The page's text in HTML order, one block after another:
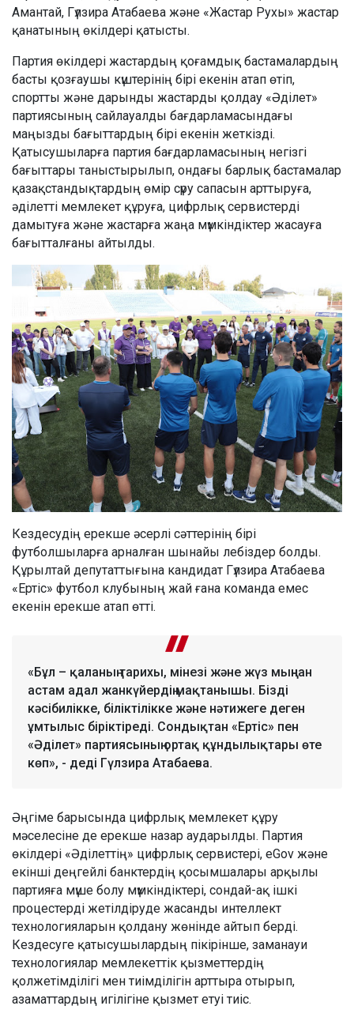
Амантай, Гүлзира Атабаева және «Жастар Рухы» жастар
қанатының өкілдері қатысты.
Партия өкілдері жастардың қоғамдық бастамалардың
басты қозғаушы күштерінің бірі екенін атап өтіп,
спортты және дарынды жастарды қолдау «Әділет»
партиясының сайлауалды бағдарламасындағы
маңызды бағыттардың бірі екенін жеткізді.
Қатысушыларға партия бағдарламасының негізгі
бағыттары таныстырылып, ондағы барлық бастамалар
қазақстандықтардың өмір сүру сапасын арттыруға,
әділетті мемлекет құруға, цифрлық сервистерді
дамытуға және жастарға жаңа мүмкіндіктер жасауға
бағытталғаны айтылды.
Кездесудің ерекше әсерлі сәттерінің бірі
футболшыларға арналған шынайы лебіздер болды.
Құрылтай депутаттығына кандидат Гүлзира Атабаева
«Ертіс» футбол клубының жай ғана команда емес
екенін ерекше атап өтті.
«Бұл – қаланың тарихы, мінезі және жүз мыңнан
астам адал жанкүйердің мақтанышы. Бізді
кәсібилікке, біліктілікке және нәтижеге деген
ұмтылыс біріктіреді. Сондықтан «Ертіс» пен
«Әділет» партиясының ортақ құндылықтары өте
көп», - деді Гүлзира Атабаева.
Әңгіме барысында цифрлық мемлекет құру
мәселесіне де ерекше назар аударылды. Партия
өкілдері «Әділеттің» цифрлық сервистері, eGov және
екінші деңгейлі банктердің қосымшалары арқылы
партияға мүше болу мүмкіндіктері, сондай-ақ ішкі
процестерді жетілдіруде жасанды интеллект
технологияларын қолдану жөнінде айтып берді.
Кездесуге қатысушылардың пікірінше, заманауи
технологиялар мемлекеттік қызметтердің
қолжетімділігі мен тиімділігін арттыра отырып,
азаматтардың игілігіне қызмет етуі тиіс.